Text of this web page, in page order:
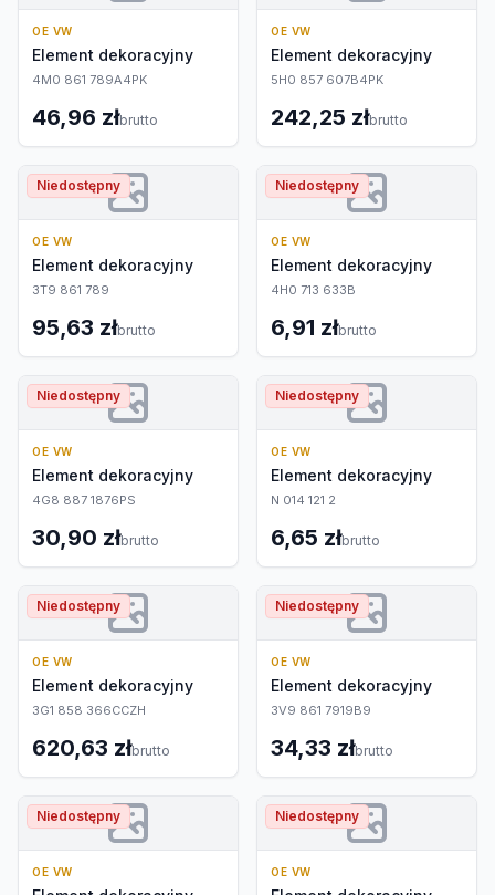
OE VW
Element dekoracyjny
4M0 861 789A4PK
46,96 złbrutto
OE VW
Element dekoracyjny
5H0 857 607B4PK
242,25 złbrutto
Niedostępny
OE VW
Element dekoracyjny
3T9 861 789
95,63 złbrutto
Niedostępny
OE VW
Element dekoracyjny
4H0 713 633B
6,91 złbrutto
Niedostępny
OE VW
Element dekoracyjny
4G8 887 1876PS
30,90 złbrutto
Niedostępny
OE VW
Element dekoracyjny
N 014 121 2
6,65 złbrutto
Niedostępny
OE VW
Element dekoracyjny
3G1 858 366CCZH
620,63 złbrutto
Niedostępny
OE VW
Element dekoracyjny
3V9 861 7919B9
34,33 złbrutto
Niedostępny
OE VW
Niedostępny
OE VW